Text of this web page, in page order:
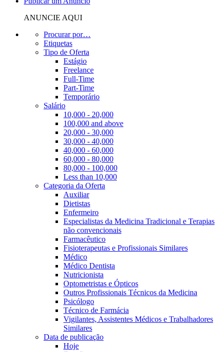
ANUNCIE AQUI
Procurar por…
Etiquetas
Tipo de Oferta
Estágio
Freelance
Full-Time
Part-Time
Temporário
Salário
10,000 - 20,000
100,000 and above
20,000 - 30,000
30,000 - 40,000
40,000 - 60,000
60,000 - 80,000
80,000 - 100,000
Less than 10,000
Categoria da Oferta
Auxiliar
Dietistas
Enfermeiro
Especialistas da Medicina Tradicional e Terapias
não convencionais
Farmacêutico
Fisioterapeutas e Profissionais Similares
Médico
Médico Dentista
Nutricionista
Optometristas e Ópticos
Outros Profissionais Técnicos da Medicina
Psicólogo
Técnico de Farmácia
Vigilantes, Assistentes Médicos e Trabalhadores
Similares
Data de publicação
Hoje